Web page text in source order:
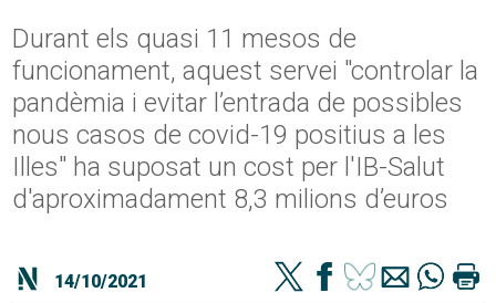
Durant els quasi 11 mesos de
funcionament, aquest servei "controlar la
pandèmia i evitar l’entrada de possibles
nous casos de covid-19 positius a les
Illes" ha suposat un cost per l'IB-Salut
d'aproximadament 8,3 milions d’euros
14/10/2021